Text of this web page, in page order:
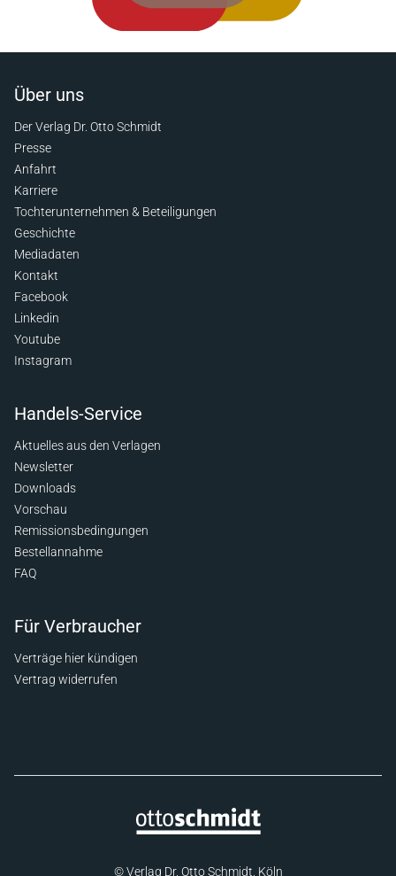
Über uns
Der Verlag Dr. Otto Schmidt
Presse
Anfahrt
Karriere
Tochterunternehmen & Beteiligungen
Geschichte
Mediadaten
Kontakt
Facebook
Linkedin
Youtube
Instagram
Handels-Service
Aktuelles aus den Verlagen
Newsletter
Downloads
Vorschau
Remissionsbedingungen
Bestellannahme
FAQ
Für Verbraucher
Verträge hier kündigen
Vertrag widerrufen
© Verlag Dr. Otto Schmidt, Köln